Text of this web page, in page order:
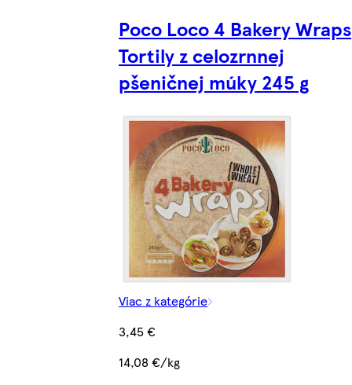
Poco Loco 4 Bakery Wraps
Tortily z celozrnnej
pšeničnej múky 245 g
Viac z kategórie
3,45 €
14,08 €/kg